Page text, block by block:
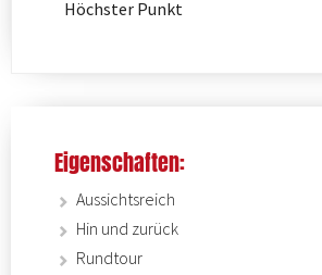
Höchster Punkt
Eigenschaften:
Aussichtsreich
Hin und zurück
Rundtour